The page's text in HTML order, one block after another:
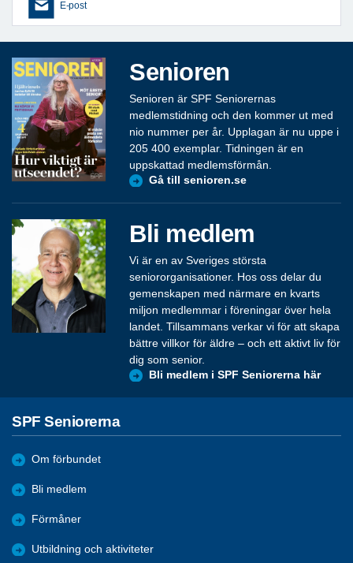
E-post
Senioren
Senioren är SPF Seniorernas
medlemstidning och den kommer ut med
nio nummer per år. Upplagan är nu uppe i
205 400 exemplar. Tidningen är en
uppskattad medlemsförmån.
Gå till senioren.se
Bli medlem
Vi är en av Sveriges största
seniororganisationer. Hos oss delar du
gemenskapen med närmare en kvarts
miljon medlemmar i föreningar över hela
landet. Tillsammans verkar vi för att skapa
bättre villkor för äldre – och ett aktivt liv för
dig som senior.
Bli medlem i SPF Seniorerna här
SPF Seniorerna
Om förbundet
Bli medlem
Förmåner
Utbildning och aktiviteter